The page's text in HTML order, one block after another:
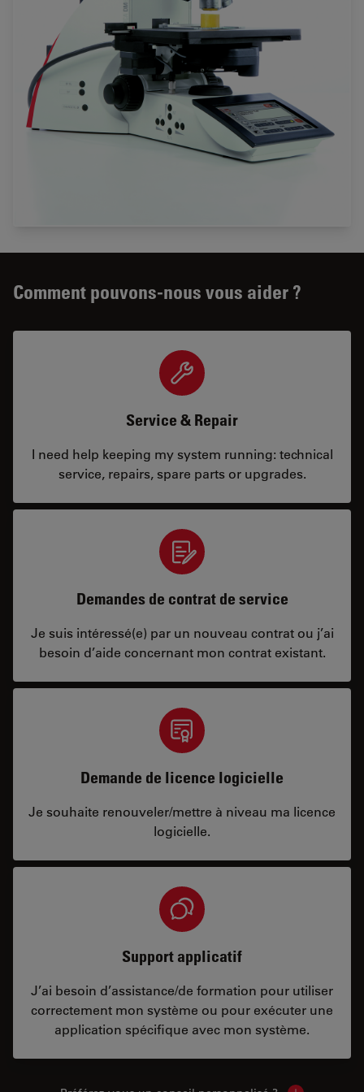
Comment pouvons-nous vous aider ?
Service & Repair
I need help keeping my system running: technical
service, repairs, spare parts or upgrades.
Demandes de contrat de service
Je suis intéressé(e) par un nouveau contrat ou j’ai
besoin d’aide concernant mon contrat existant.
Demande de licence logicielle
Je souhaite renouveler/mettre à niveau ma licence
logicielle.
Support applicatif
J’ai besoin d’assistance/de formation pour utiliser
correctement mon système ou pour exécuter une
application spécifique avec mon système.